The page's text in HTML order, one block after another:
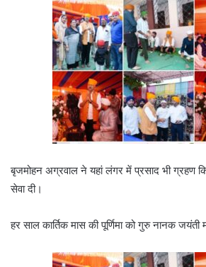
बृजमोहन अग्रवाल ने यहां लंगर में प्रसाद भी ग्रहण
सेवा दी।
हर साल कार्तिक मास की पूर्णिमा को गुरु नानक जयंती